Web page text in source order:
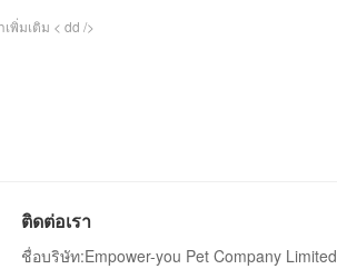
พิ่มเติม < dd />
ติดต่อเรา
ชื่อบริษัท:Empower-you Pet Company Limited